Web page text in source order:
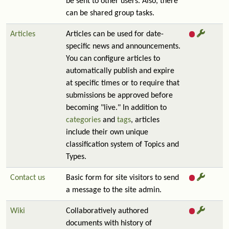
can be shared group tasks.
Articles
Articles can be used for date-
specific news and announcements.
You can configure articles to
automatically publish and expire
at specific times or to require that
submissions be approved before
becoming "live." In addition to
categories and tags, articles
include their own unique
classification system of Topics and
Types.
Contact us
Basic form for site visitors to send
a message to the site admin.
Wiki
Collaboratively authored
documents with history of